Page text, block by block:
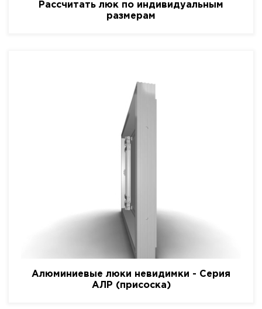
Рассчитать люк по индивидуальным
размерам
Алюминиевые люки невидимки - Серия
АЛР (присоска)